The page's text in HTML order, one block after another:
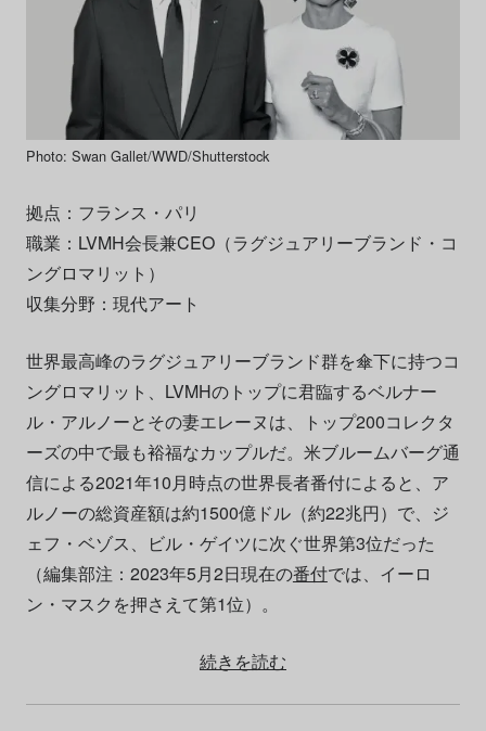
Photo: Swan Gallet/WWD/Shutterstock
拠点：フランス・パリ
職業：LVMH会長兼CEO（ラグジュアリーブランド・コ
ングロマリット）
収集分野：現代アート
世界最高峰のラグジュアリーブランド群を傘下に持つコ
ングロマリット、LVMHのトップに君臨するベルナー
ル・アルノーとその妻エレーヌは、トップ200コレクタ
ーズの中で最も裕福なカップルだ。米ブルームバーグ通
信による2021年10月時点の世界長者番付によると、ア
ルノーの総資産額は約1500億ドル（約22兆円）で、ジ
ェフ・ベゾス、ビル・ゲイツに次ぐ世界第3位だった
（編集部注：2023年5月2日現在の番付では、イーロ
ン・マスクを押さえて第1位）。
続きを読む